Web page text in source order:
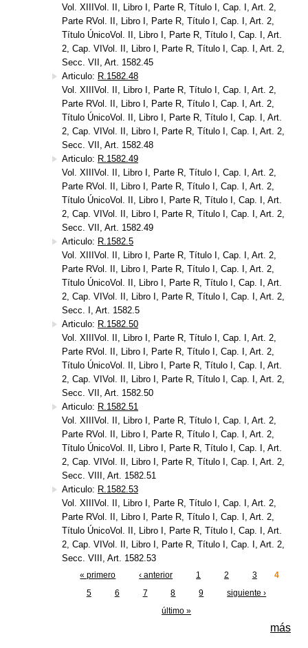
Vol. XIIIVol. II, Libro I, Parte R, Título I, Cap. I, Art. 2,
Parte RVol. II, Libro I, Parte R, Título I, Cap. I, Art. 2,
Título ÚnicoVol. II, Libro I, Parte R, Título I, Cap. I, Art.
2, Cap. VIVol. II, Libro I, Parte R, Título I, Cap. I, Art. 2,
Secc. VII, Art. 1582.45
Articulo: R.1582.48
Vol. XIIIVol. II, Libro I, Parte R, Título I, Cap. I, Art. 2,
Parte RVol. II, Libro I, Parte R, Título I, Cap. I, Art. 2,
Título ÚnicoVol. II, Libro I, Parte R, Título I, Cap. I, Art.
2, Cap. VIVol. II, Libro I, Parte R, Título I, Cap. I, Art. 2,
Secc. VII, Art. 1582.48
Articulo: R.1582.49
Vol. XIIIVol. II, Libro I, Parte R, Título I, Cap. I, Art. 2,
Parte RVol. II, Libro I, Parte R, Título I, Cap. I, Art. 2,
Título ÚnicoVol. II, Libro I, Parte R, Título I, Cap. I, Art.
2, Cap. VIVol. II, Libro I, Parte R, Título I, Cap. I, Art. 2,
Secc. VII, Art. 1582.49
Articulo: R.1582.5
Vol. XIIIVol. II, Libro I, Parte R, Título I, Cap. I, Art. 2,
Parte RVol. II, Libro I, Parte R, Título I, Cap. I, Art. 2,
Título ÚnicoVol. II, Libro I, Parte R, Título I, Cap. I, Art.
2, Cap. VIVol. II, Libro I, Parte R, Título I, Cap. I, Art. 2,
Secc. I, Art. 1582.5
Articulo: R.1582.50
Vol. XIIIVol. II, Libro I, Parte R, Título I, Cap. I, Art. 2,
Parte RVol. II, Libro I, Parte R, Título I, Cap. I, Art. 2,
Título ÚnicoVol. II, Libro I, Parte R, Título I, Cap. I, Art.
2, Cap. VIVol. II, Libro I, Parte R, Título I, Cap. I, Art. 2,
Secc. VII, Art. 1582.50
Articulo: R.1582.51
Vol. XIIIVol. II, Libro I, Parte R, Título I, Cap. I, Art. 2,
Parte RVol. II, Libro I, Parte R, Título I, Cap. I, Art. 2,
Título ÚnicoVol. II, Libro I, Parte R, Título I, Cap. I, Art.
2, Cap. VIVol. II, Libro I, Parte R, Título I, Cap. I, Art. 2,
Secc. VIII, Art. 1582.51
Articulo: R.1582.53
Vol. XIIIVol. II, Libro I, Parte R, Título I, Cap. I, Art. 2,
Parte RVol. II, Libro I, Parte R, Título I, Cap. I, Art. 2,
Título ÚnicoVol. II, Libro I, Parte R, Título I, Cap. I, Art.
2, Cap. VIVol. II, Libro I, Parte R, Título I, Cap. I, Art. 2,
Secc. VIII, Art. 1582.53
« primero ‹ anterior 1 2 3
4
5
6 7 8 9
siguiente ›
último »
más